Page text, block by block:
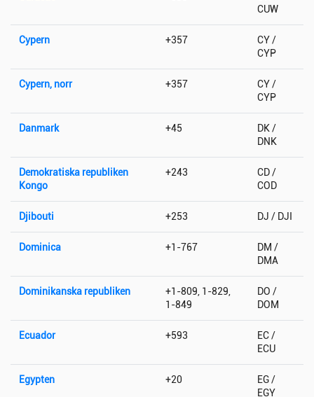
CUW
Cypern +357
CY /
CYP
Cypern, norr +357
CY /
CYP
Danmark +45
DK /
DNK
Demokratiska republiken
Kongo
+243
CD /
COD
Djibouti +253 DJ / DJI
Dominica +1-767
DM /
DMA
Dominikanska republiken
+1-809, 1-829,
1-849
DO /
DOM
Ecuador +593
EC /
ECU
Egypten +20
EG /
EGY